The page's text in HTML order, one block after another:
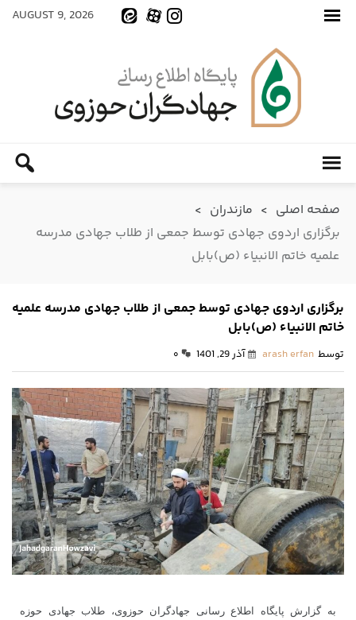
AUGUST 9, 2026
صفحه اصلی > مازندران >
برگزاری اردوی جهادی توسط جمعی از طلاب جهادی مدرسه
علمیه خاتم الانبیاء (ص)بابل
برگزاری اردوی جهادی توسط جمعی از طلاب جهادی مدرسه علمیه
خاتم الانبیاء (ص)بابل
توسط arash erfan آذر 29, 1401 ۰
به گزارش پایگاه اطلاع رسانی جهادگران حوزوی، طلاب جهادی حوزه